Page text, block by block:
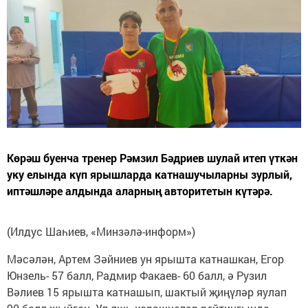
Көрәш буенча тренер Рәмзил Бәдриев шулай итеп үткән
уку елында күп ярышларда катнашучыларны зурлый,
иптәшләре алдында аларның авторитетын күтәрә.
(Илдус Шаһиев, «Минзәлә-информ»)
Мәсәлән, Артем Зәйниев ун ярышта катнашкан, Егор
Юнзель- 57 балл, Радмир Факаев- 60 балл, ә Рузил
Вәлиев 15 ярышта катнашып, шактый җиңүләр яулап